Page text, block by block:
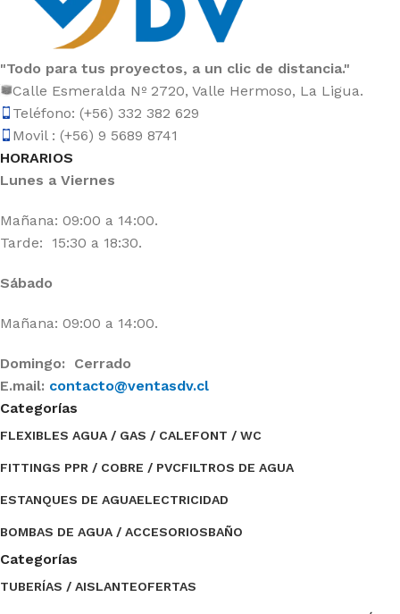
"Todo para tus proyectos, a un clic de distancia."
Calle Esmeralda Nº 2720, Valle Hermoso, La Ligua.
Teléfono: (+56) 332 382 629
Movil : (+56) 9 5689 8741
HORARIOS
Lunes a Viernes
Mañana: 09:00 a 14:00.
Tarde: 15:30 a 18:30.
Sábado
Mañana: 09:00 a 14:00.
Domingo: Cerrado
E.mail: contacto@ventasdv.cl
Categorías
FLEXIBLES AGUA / GAS / CALEFONT / WC
FITTINGS PPR / COBRE / PVCFILTROS DE AGUA
ESTANQUES DE AGUAELECTRICIDAD
BOMBAS DE AGUA / ACCESORIOSBAÑO
Categorías
TUBERÍAS / AISLANTEOFERTAS